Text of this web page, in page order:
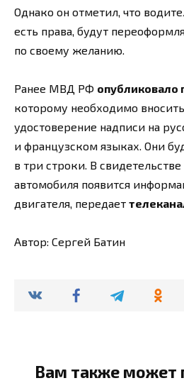
Однако он отметил, что
есть права, будут
по своему желанию.
Ранее МВД РФ опубликовало
которому необходимо
удостоверение надписи на
и французском языках. Они
в три строки. В
автомобиля появится
двигателя, передает
Автор: Сергей Батин
Вам также может